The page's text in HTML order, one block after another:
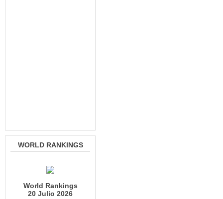
WORLD RANKINGS
World Rankings
20 Julio 2026